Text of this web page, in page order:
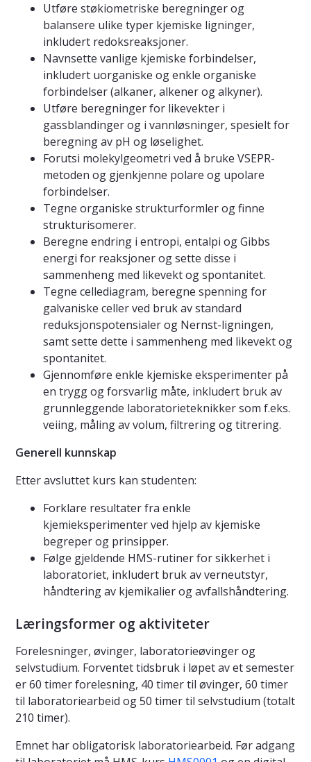
Utføre støkiometriske beregninger og
balansere ulike typer kjemiske ligninger,
inkludert redoksreaksjoner.
Navnsette vanlige kjemiske forbindelser,
inkludert uorganiske og enkle organiske
forbindelser (alkaner, alkener og alkyner).
Utføre beregninger for likevekter i
gassblandinger og i vannløsninger, spesielt for
beregning av pH og løselighet.
Forutsi molekylgeometri ved å bruke VSEPR-
metoden og gjenkjenne polare og upolare
forbindelser.
Tegne organiske strukturformler og finne
strukturisomerer.
Beregne endring i entropi, entalpi og Gibbs
energi for reaksjoner og sette disse i
sammenheng med likevekt og spontanitet.
Tegne cellediagram, beregne spenning for
galvaniske celler ved bruk av standard
reduksjonspotensialer og Nernst-ligningen,
samt sette dette i sammenheng med likevekt og
spontanitet.
Gjennomføre enkle kjemiske eksperimenter på
en trygg og forsvarlig måte, inkludert bruk av
grunnleggende laboratorieteknikker som f.eks.
veiing, måling av volum, filtrering og titrering.
Generell kunnskap
Etter avsluttet kurs kan studenten:
Forklare resultater fra enkle
kjemieksperimenter ved hjelp av kjemiske
begreper og prinsipper.
Følge gjeldende HMS-rutiner for sikkerhet i
laboratoriet, inkludert bruk av verneutstyr,
håndtering av kjemikalier og avfallshåndtering.
Læringsformer og aktiviteter
Forelesninger, øvinger, laboratorieøvinger og
selvstudium. Forventet tidsbruk i løpet av et semester
er 60 timer forelesning, 40 timer til øvinger, 60 timer
til laboratoriearbeid og 50 timer til selvstudium (totalt
210 timer).
Emnet har obligatorisk laboratoriearbeid. Før adgang